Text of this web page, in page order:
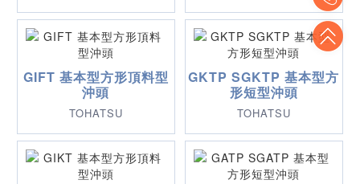
GIFT 基本型方形頂料型
沖頭
TOHATSU
GKTP SGKTP 基本型方
形短型沖頭
TOHATSU